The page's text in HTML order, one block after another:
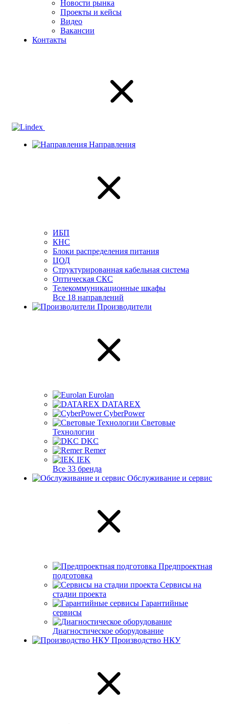
Новости рынка
Проекты и кейсы
Видео
Вакансии
Контакты
Направления
ИБП
КНС
Блоки распределения питания
ЦОД
Структурированная кабельная система
Оптическая СКС
Телекоммуникационные шкафы
Все 18 направлений
Производители
Eurolan
DATAREX
CyberPower
Световые
Технологии
DKC
Remer
IEK
Все 33 бренда
Обслуживание и сервис
Предпроектная
подготовка
Сервисы на
стадии проекта
Гарантийные
сервисы
Диагностическое оборудование
Производство НКУ